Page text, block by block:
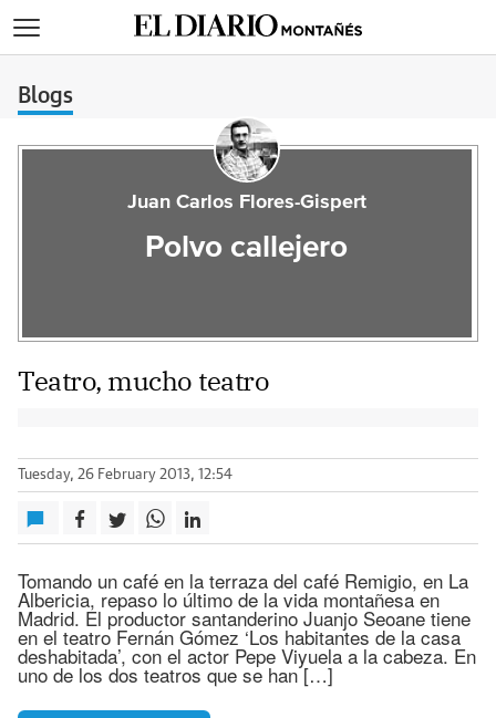
Blogs
Juan Carlos Flores-Gispert
Polvo callejero
Teatro, mucho teatro
Tuesday, 26 February 2013, 12:54
Tomando un café en la terraza del café Remigio, en La
Albericia, repaso lo último de la vida montañesa en
Madrid. El productor santanderino Juanjo Seoane tiene
en el teatro Fernán Gómez ‘Los habitantes de la casa
deshabitada’, con el actor Pepe Viyuela a la cabeza. En
uno de los dos teatros que se han […]